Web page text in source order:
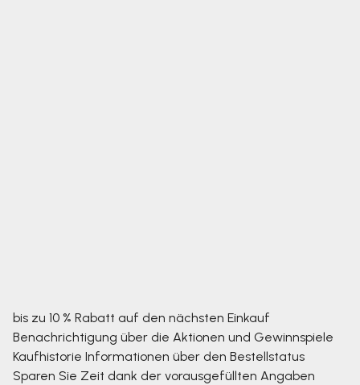
bis zu 10 % Rabatt auf den nächsten Einkauf
Benachrichtigung über die Aktionen und Gewinnspiele
Kaufhistorie Informationen über den Bestellstatus
Sparen Sie Zeit dank der vorausgefüllten Angaben